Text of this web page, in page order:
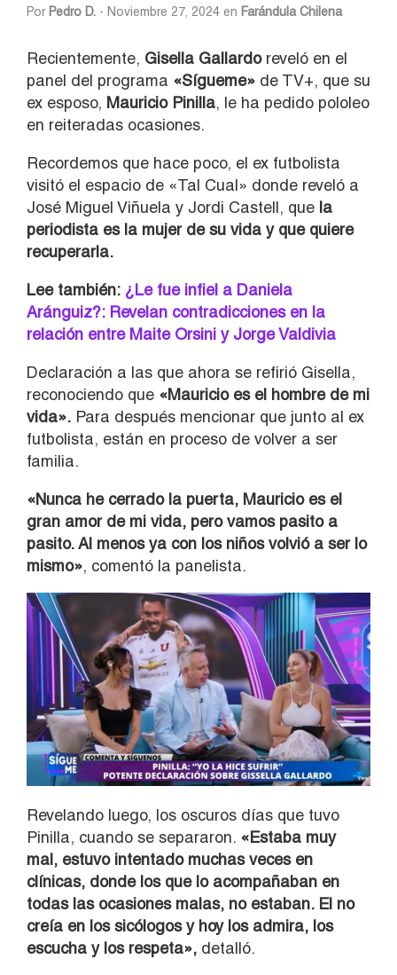
Por Pedro D. - Noviembre 27, 2024 en Farándula Chilena
Recientemente, Gisella Gallardoreveló en el
panel del programa «Sígueme» de TV+, que su
ex esposo, Mauricio Pinilla, le ha pedido pololeo
en reiteradas ocasiones.
Recordemos que hace poco, el ex futbolista
visitó el espacio de «Tal Cual» donde reveló a
José Miguel Viñuela y Jordi Castell, que la
periodista es la mujer de su vida y que quiere
recuperarla.
Lee también:¿Le fue infiel a Daniela
Aránguiz?: Revelan contradicciones en la
relación entre Maite Orsini y Jorge Valdivia
Declaración a las que ahora se refirió Gisella,
reconociendo que «Mauricio es el hombre de mi
vida». Para después mencionar que junto al ex
futbolista, están en proceso de volver a ser
familia.
«Nunca he cerrado la puerta, Mauricio es el
gran amor de mi vida, pero vamos pasito a
pasito. Al menos ya con los niños volvió a ser lo
mismo», comentó la panelista.
Revelando luego, los oscuros días que tuvo
Pinilla, cuando se separaron. «Estaba muy
mal, estuvo intentado muchas veces en
clínicas, donde los que lo acompañaban en
todas las ocasiones malas, no estaban. El no
creía en los sicólogos y hoy los admira, los
escucha y los respeta», detalló.